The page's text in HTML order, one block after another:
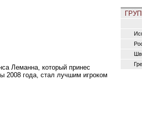
Леманна, который принес
2008 года, стал лучшим игроком